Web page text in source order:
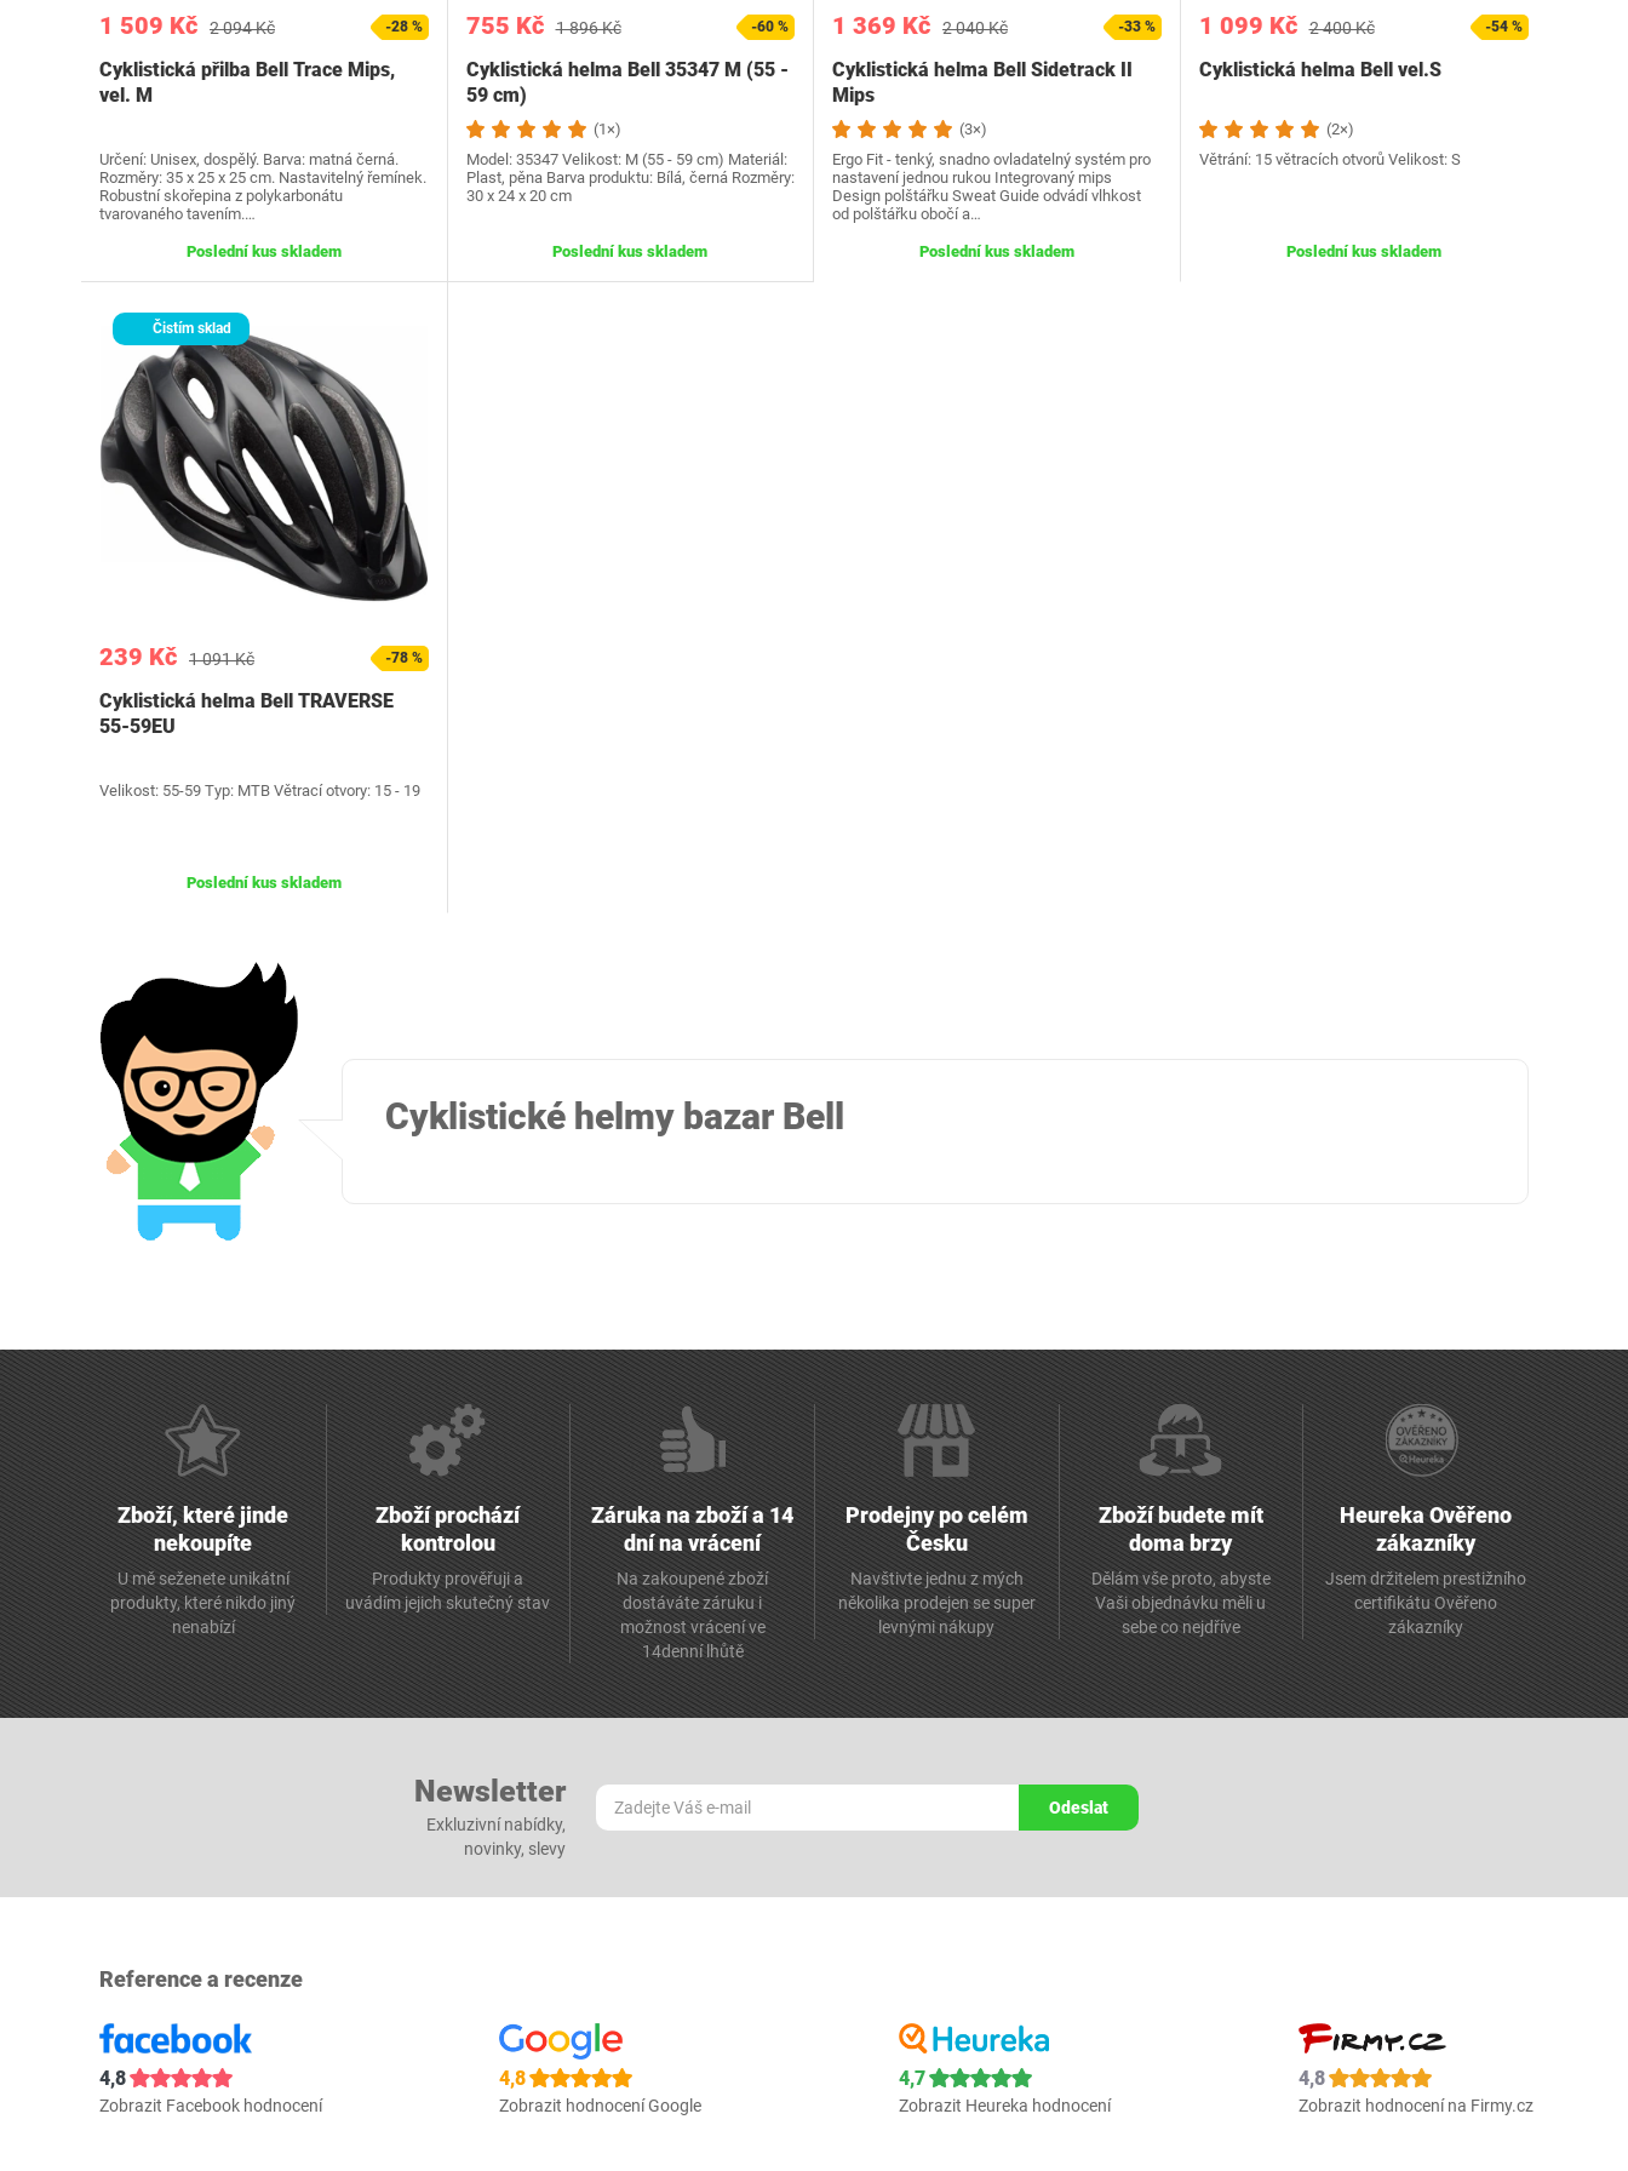
1 509 Kč 2 094 Kč -28 %
Cyklistická přilba Bell Trace Mips,
vel. M
Určení: Unisex, dospělý. Barva: matná černá.
Rozměry: 35 x 25 x 25 cm. Nastavitelný řemínek.
Robustní skořepina z polykarbonátu
tvarovaného tavením.…
Poslední kus skladem
755 Kč 1 896 Kč -60 %
Cyklistická helma Bell 35347 M (55 -
59 cm)
(1×)
Model: 35347 Velikost: M (55 - 59 cm) Materiál:
Plast, pěna Barva produktu: Bílá, černá Rozměry:
30 x 24 x 20 cm
Poslední kus skladem
1 369 Kč 2 040 Kč -33 %
Cyklistická helma Bell Sidetrack II
Mips
(3×)
Ergo Fit - tenký, snadno ovladatelný systém pro
nastavení jednou rukou Integrovaný mips
Design polštářku Sweat Guide odvádí vlhkost
od polštářku obočí a…
Poslední kus skladem
1 099 Kč 2 400 Kč -54 %
Cyklistická helma Bell vel.S
(2×)
Větrání: 15 větracích otvorů Velikost: S
Poslední kus skladem
Čistím sklad
239 Kč 1 091 Kč -78 %
Cyklistická helma Bell TRAVERSE
55-59EU
Velikost: 55-59 Typ: MTB Větrací otvory: 15 - 19
Poslední kus skladem
Cyklistické helmy bazar Bell
Zboží, které jinde
nekoupíte
U mě seženete unikátní
produkty, které nikdo jiný
nenabízí
Zboží prochází
kontrolou
Produkty prověřuji a
uvádím jejich skutečný stav
Záruka na zboží a 14
dní na vrácení
Na zakoupené zboží
dostáváte záruku i
možnost vrácení ve
14denní lhůtě
Prodejny po celém
Česku
Navštivte jednu z mých
několika prodejen se super
levnými nákupy
Zboží budete mít
doma brzy
Dělám vše proto, abyste
Vaši objednávku měli u
sebe co nejdříve
Heureka Ověřeno
zákazníky
Jsem držitelem prestižního
certifikátu Ověřeno
zákazníky
Newsletter
Exkluzivní nabídky,
novinky, slevy
Odeslat
Reference a recenze
4,8
Zobrazit Facebook hodnocení
4,8
Zobrazit hodnocení Google
4,7
Zobrazit Heureka hodnocení
4,8
Zobrazit hodnocení na Firmy.cz